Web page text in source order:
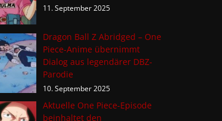
11. September 2025
Dragon Ball Z Abridged – One
Piece-Anime übernimmt
Dialog aus legendärer DBZ-
Parodie
10. September 2025
Aktuelle One Piece-Episode
beinhaltet den